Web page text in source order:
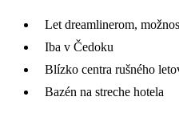
Let dreamlinerom,
Iba v Čedoku
Blízko centra rušného
Bazén na streche hotela